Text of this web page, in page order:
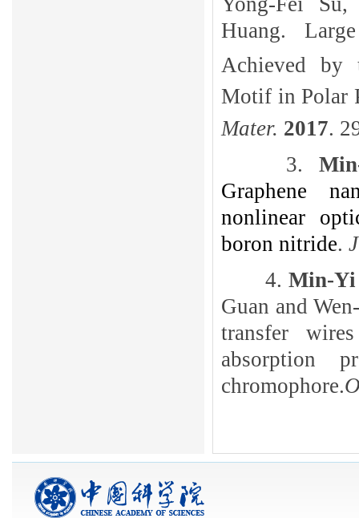
Huang. Large
Achieved by
Motif in Polar
Mater. 2017.
3.
Graphene
nonlinear
boron nitride.
4. Min-Yi
Guan and
transfer
absorption
chromophore.